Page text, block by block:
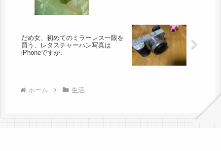
だめ女、初めてのミラーレス一眼を
買う、レタスチャーハン写真は
iPhoneですが、
ホーム 生活